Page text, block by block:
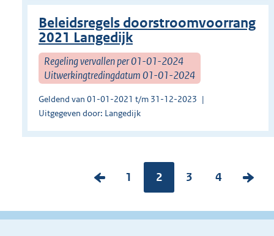
Beleidsregels doorstroomvoorrang
2021 Langedijk
Regeling vervallen per 01-01-2024
Uitwerkingtredingdatum 01-01-2024
Geldend van 01-01-2021 t/m 31-12-2023
Uitgegeven door: Langedijk
V
r
P
g
1 Pagina:
2
P
g
3
P
g
4
V
l